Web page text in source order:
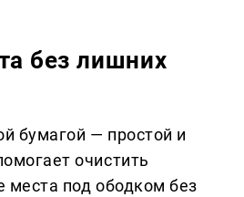
без лишних
бумагой — простой и
очистить
места под ободком без